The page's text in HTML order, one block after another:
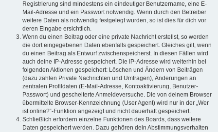
Registrierung sind mindestens ein eindeutiger Benutzername, eine E-
Mail-Adresse und ein Passwort notwendig. Wenn durch den Betreiber
weitere Daten als notwendig festgelegt wurden, so ist dies für dich vor
deren Eingabe ersichtlich.
Wenn du einen Beitrag oder eine private Nachricht erstellst, so werden
die dort eingegebenen Daten ebenfalls gespeichert. Gleiches gilt, wenn
du einen Beitrag als Entwurf zwischenspeicherst. In diesen Fällen wird
auch deine IP-Adresse gespeichert. Die IP-Adresse wird weiterhin bei
folgenden Aktionen gespeichert: Löschen und Ändern von Beiträgen
(dazu zählen Private Nachrichten und Umfragen), Änderungen an
zentralen Profildaten (E-Mail-Adresse, Kontoaktivierung, Benutzer-
Passwort) und gescheiterte Anmeldeversuche. Die von deinem Browser
übermittelte Browser-Kennzeichnung (User Agent) wird nur in der „Wer
ist online?“-Funktion angezeigt und nicht dauerhaft gespeichert.
Schließlich erfordern einzelne Funktionen des Boards, dass weitere
Daten gespeichert werden. Dazu gehören dein Abstimmungsverhalten